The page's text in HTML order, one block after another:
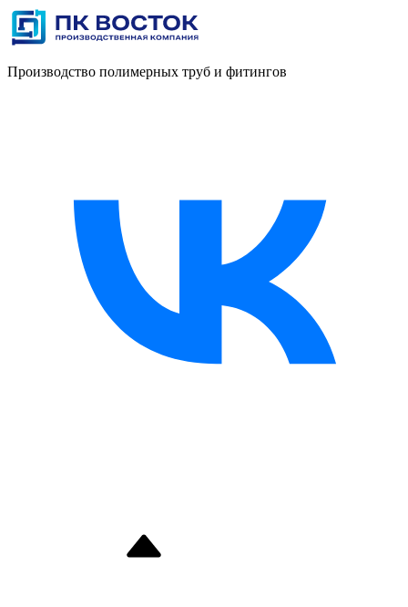
Производство полимерных труб и фитингов